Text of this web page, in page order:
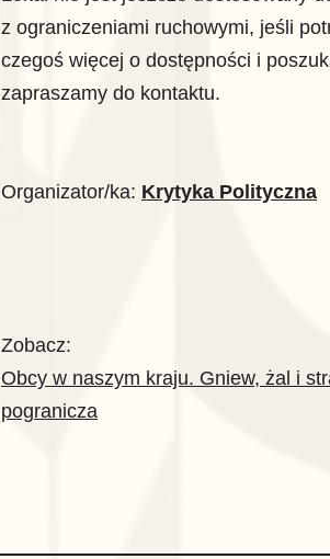
z ograniczeniami ruchowymi, jeśli
czegoś więcej o dostępności i
zapraszamy do kontaktu.
Organizator/ka: Krytyka Polityczna
Zobacz:
Obcy w naszym kraju. Gniew, żal i
pogranicza